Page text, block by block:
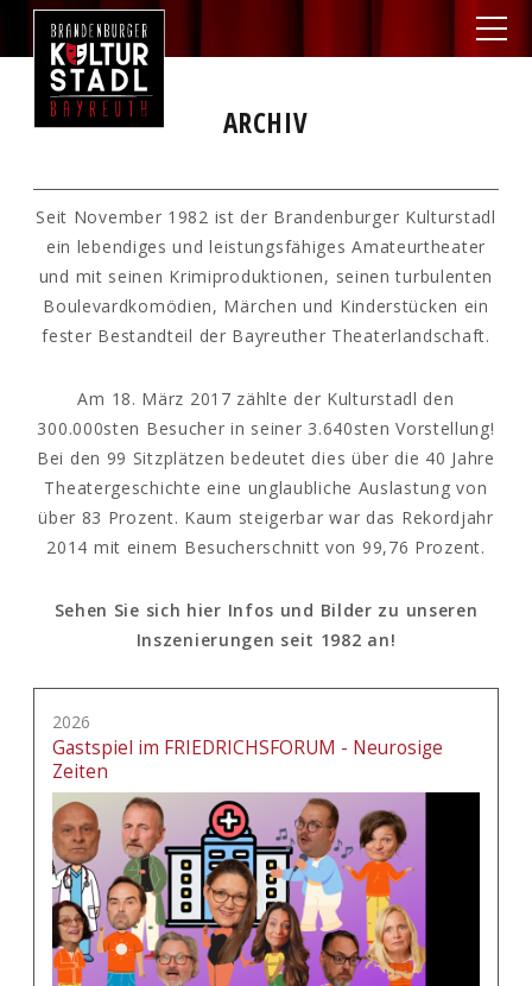
ARCHIV
Seit November 1982 ist der Brandenburger Kulturstadl
ein lebendiges und leistungsfähiges Amateurtheater
und mit seinen Krimiproduktionen, seinen turbulenten
Boulevardkomödien, Märchen und Kinderstücken ein
fester Bestandteil der Bayreuther Theaterlandschaft.
Am 18. März 2017 zählte der Kulturstadl den
300.000sten Besucher in seiner 3.640sten Vorstellung!
Bei den 99 Sitzplätzen bedeutet dies über die 40 Jahre
Theatergeschichte eine unglaubliche Auslastung von
über 83 Prozent. Kaum steigerbar war das Rekordjahr
2014 mit einem Besucherschnitt von 99,76 Prozent.
Sehen Sie sich hier Infos und Bilder zu unseren
Inszenierungen seit 1982 an!
2026
Gastspiel im FRIEDRICHSFORUM - Neurosige
Zeiten